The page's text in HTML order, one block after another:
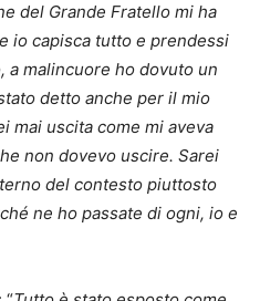
del Grande Fratello mi ha
io capisca tutto e prendessi
a malincuore ho dovuto un
detto anche per il mio
mai uscita come mi aveva
non dovevo uscire. Sarei
del contesto piuttosto
ne ho passate di ogni, io e